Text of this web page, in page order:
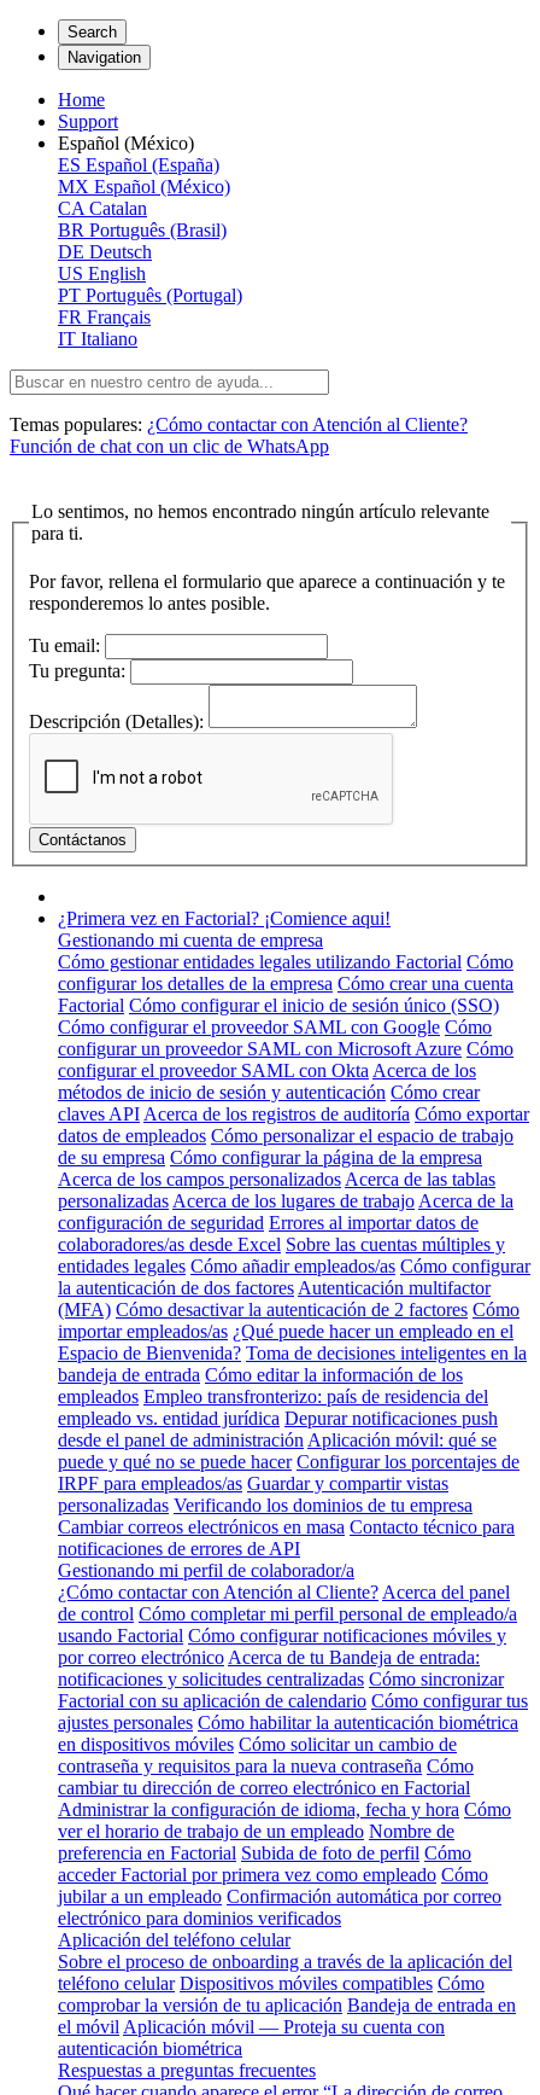
Search
Navigation
Home
Support
Español (México)
ES Español (España)
MX Español (México)
CA Catalan
BR Português (Brasil)
DE Deutsch
US English
PT Português (Portugal)
FR Français
IT Italiano
Temas populares: ¿Cómo contactar con Atención al Cliente?
Función de chat con un clic de WhatsApp
Lo sentimos, no hemos encontrado ningún artículo relevante
para ti.
Por favor, rellena el formulario que aparece a continuación y te
responderemos lo antes posible.
Tu email:
Tu pregunta:
Descripción (Detalles):
¿Primera vez en Factorial? ¡Comience aqui!
Gestionando mi cuenta de empresa
Cómo gestionar entidades legales utilizando Factorial Cómo
configurar los detalles de la empresa Cómo crear una cuenta
Factorial Cómo configurar el inicio de sesión único (SSO)
Cómo configurar el proveedor SAML con Google Cómo
configurar un proveedor SAML con Microsoft Azure Cómo
configurar el proveedor SAML con Okta Acerca de los
métodos de inicio de sesión y autenticación Cómo crear
claves API Acerca de los registros de auditoría Cómo exportar
datos de empleados Cómo personalizar el espacio de trabajo
de su empresa Cómo configurar la página de la empresa
Acerca de los campos personalizados Acerca de las tablas
personalizadas Acerca de los lugares de trabajo Acerca de la
configuración de seguridad Errores al importar datos de
colaboradores/as desde Excel Sobre las cuentas múltiples y
entidades legales Cómo añadir empleados/as Cómo configurar
la autenticación de dos factores Autenticación multifactor
(MFA) Cómo desactivar la autenticación de 2 factores Cómo
importar empleados/as ¿Qué puede hacer un empleado en el
Espacio de Bienvenida? Toma de decisiones inteligentes en la
bandeja de entrada Cómo editar la información de los
empleados Empleo transfronterizo: país de residencia del
empleado vs. entidad jurídica Depurar notificaciones push
desde el panel de administración Aplicación móvil: qué se
puede y qué no se puede hacer Configurar los porcentajes de
IRPF para empleados/as Guardar y compartir vistas
personalizadas Verificando los dominios de tu empresa
Cambiar correos electrónicos en masa Contacto técnico para
notificaciones de errores de API
Gestionando mi perfil de colaborador/a
¿Cómo contactar con Atención al Cliente? Acerca del panel
de control Cómo completar mi perfil personal de empleado/a
usando Factorial Cómo configurar notificaciones móviles y
por correo electrónico Acerca de tu Bandeja de entrada:
notificaciones y solicitudes centralizadas Cómo sincronizar
Factorial con su aplicación de calendario Cómo configurar tus
ajustes personales Cómo habilitar la autenticación biométrica
en dispositivos móviles Cómo solicitar un cambio de
contraseña y requisitos para la nueva contraseña Cómo
cambiar tu dirección de correo electrónico en Factorial
Administrar la configuración de idioma, fecha y hora Cómo
ver el horario de trabajo de un empleado Nombre de
preferencia en Factorial Subida de foto de perfil Cómo
acceder Factorial por primera vez como empleado Cómo
jubilar a un empleado Confirmación automática por correo
electrónico para dominios verificados
Aplicación del teléfono celular
Sobre el proceso de onboarding a través de la aplicación del
teléfono celular Dispositivos móviles compatibles Cómo
comprobar la versión de tu aplicación Bandeja de entrada en
el móvil Aplicación móvil — Proteja su cuenta con
autenticación biométrica
Respuestas a preguntas frecuentes